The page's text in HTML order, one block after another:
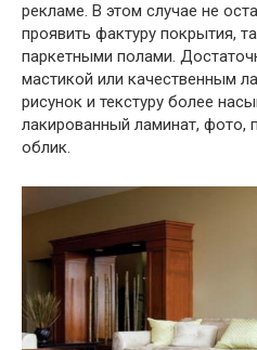
рекламе. В этом случае не
проявить фактуру покрытия,
паркетными полами.
мастикой или качественным
рисунок и текстуру более
лакированный ламинат, фото,
облик.